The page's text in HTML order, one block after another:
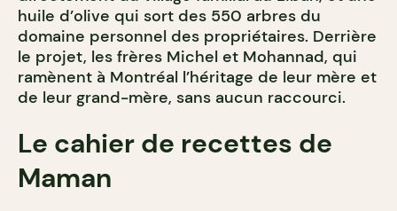
huile d’olive qui sort des 550 arbres du
domaine personnel des propriétaires. Derrière
le projet, les frères Michel et Mohannad, qui
ramènent à Montréal l’héritage de leur mère et
de leur grand-mère, sans aucun raccourci.
Le cahier de recettes de
Maman